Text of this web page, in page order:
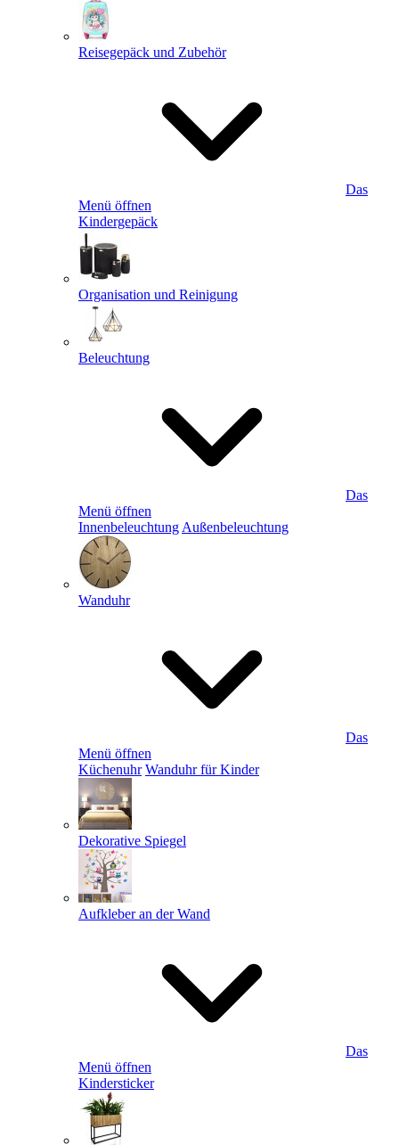
Reisegepäck und Zubehör
Das
Menü öffnen
Kindergepäck
Organisation und Reinigung
Beleuchtung
Das
Menü öffnen
Innenbeleuchtung Außenbeleuchtung
Wanduhr
Das
Menü öffnen
Küchenuhr Wanduhr für Kinder
Dekorative Spiegel
Aufkleber an der Wand
Das
Menü öffnen
Kindersticker